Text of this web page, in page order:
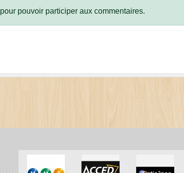
pour pouvoir participer aux commentaires.